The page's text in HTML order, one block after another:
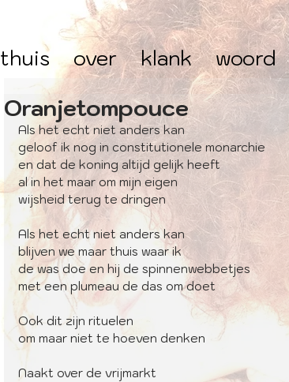
thuis over klank woord
Oranjetompouce
Als het echt niet anders kan
geloof ik nog in constitutionele monarchie
en dat de koning altijd gelijk heeft
al in het maar om mijn eigen
wijsheid terug te dringen
Als het echt niet anders kan
blijven we maar thuis waar ik
de was doe en hij de spinnenwebbetjes
met een plumeau de das om doet
Ook dit zijn rituelen
om maar niet te hoeven denken
Naakt over de vrijmarkt